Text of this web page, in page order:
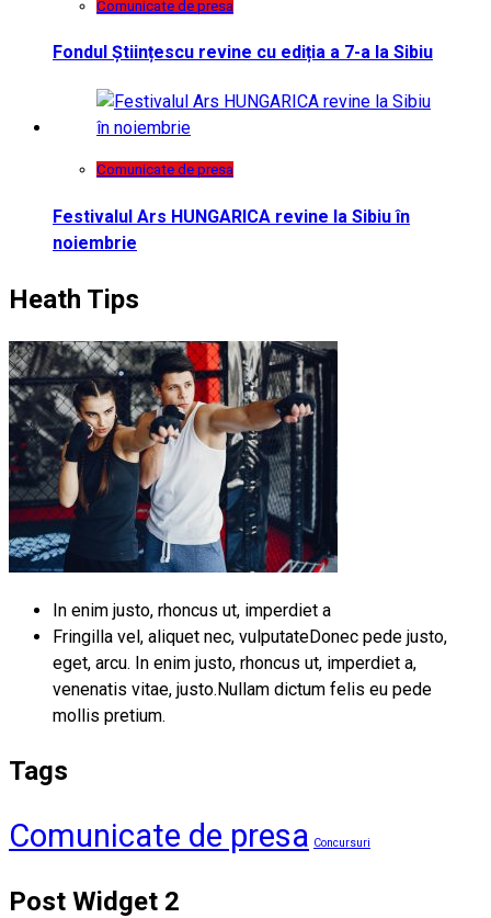
Comunicate de presa
Fondul Științescu revine cu ediția a 7-a la Sibiu
Comunicate de presa
Festivalul Ars HUNGARICA revine la Sibiu în
noiembrie
Heath Tips
In enim justo, rhoncus ut, imperdiet a
Fringilla vel, aliquet nec, vulputateDonec pede justo,
eget, arcu. In enim justo, rhoncus ut, imperdiet a,
venenatis vitae, justo.Nullam dictum felis eu pede
mollis pretium.
Tags
Comunicate de presa Concursuri
Post Widget 2